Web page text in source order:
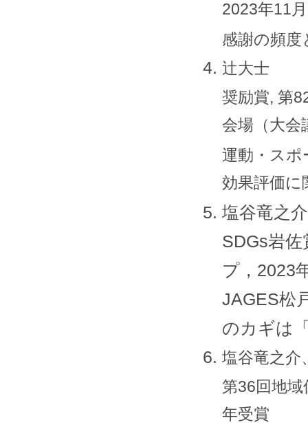
2023年11
感謝の頻度
辻大士
奨励賞, 第
会場（大会
運動・スポ
効果評価に
塩谷竜之介
SDGs岩
プ，2023
JAGES松
のカギは
塩谷竜之介
第36回地
年受賞